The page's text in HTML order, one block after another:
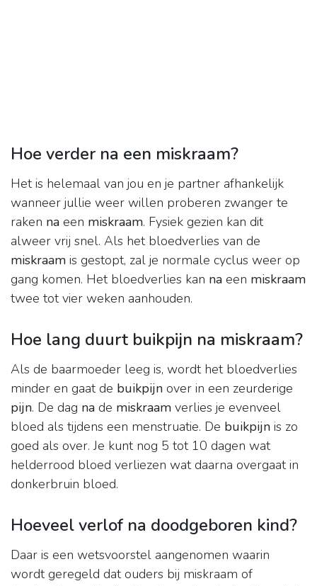
Hoe verder na een miskraam?
Het is helemaal van jou en je partner afhankelijk
wanneer jullie weer willen proberen zwanger te
raken na een miskraam. Fysiek gezien kan dit
alweer vrij snel. Als het bloedverlies van de
miskraam is gestopt, zal je normale cyclus weer op
gang komen. Het bloedverlies kan na een miskraam
twee tot vier weken aanhouden.
Hoe lang duurt buikpijn na miskraam?
Als de baarmoeder leeg is, wordt het bloedverlies
minder en gaat de buikpijn over in een zeurderige
pijn. De dag na de miskraam verlies je evenveel
bloed als tijdens een menstruatie. De buikpijn is zo
goed als over. Je kunt nog 5 tot 10 dagen wat
helderrood bloed verliezen wat daarna overgaat in
donkerbruin bloed.
Hoeveel verlof na doodgeboren kind?
Daar is een wetsvoorstel aangenomen waarin
wordt geregeld dat ouders bij miskraam of